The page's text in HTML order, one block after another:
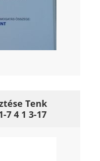
Tenk
7 4 1 3-17